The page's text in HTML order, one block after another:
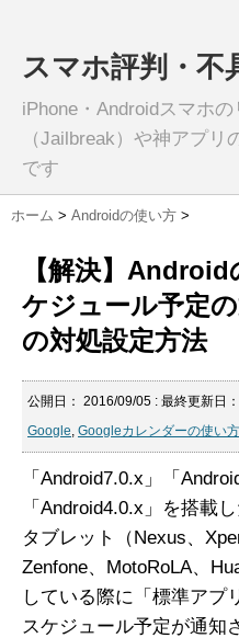
スマホ評判・不
iPhone・Androidスマホ
（Jailbreak）や神アプリ
です
ホーム > Androidの使い方 >
【解決】
ケジュール予定
の対処設定方法
公開日： 2016/09/05 : 最終更新日
Google, Googleカレンダーの使い方
「Android7.0.x」「
「Android4.0.x」を搭載
タブレット（Nexus、
Zenfone、MotoRoLA、
している際に「標準アプ
スケジュール予定が通知